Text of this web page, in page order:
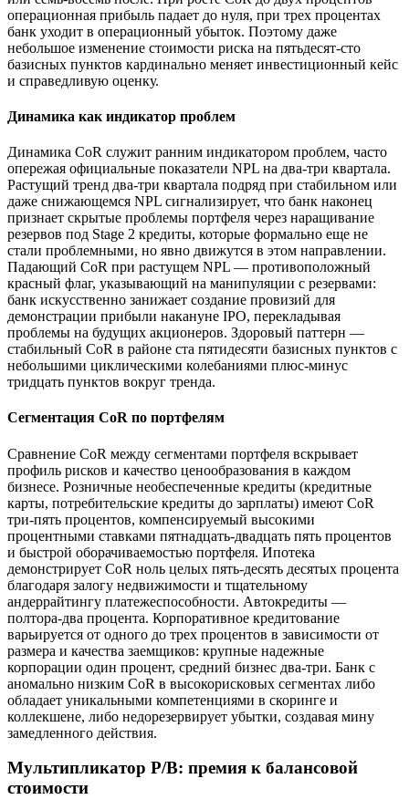
операционная прибыль падает до нуля, при трех процентах
банк уходит в операционный убыток. Поэтому даже
небольшое изменение стоимости риска на пятьдесят-сто
базисных пунктов кардинально меняет инвестиционный кейс
и справедливую оценку.
Динамика как индикатор проблем
Динамика CoR служит ранним индикатором проблем, часто
опережая официальные показатели NPL на два-три квартала.
Растущий тренд два-три квартала подряд при стабильном или
даже снижающемся NPL сигнализирует, что банк наконец
признает скрытые проблемы портфеля через наращивание
резервов под Stage 2 кредиты, которые формально еще не
стали проблемными, но явно движутся в этом направлении.
Падающий CoR при растущем NPL — противоположный
красный флаг, указывающий на манипуляции с резервами:
банк искусственно занижает создание провизий для
демонстрации прибыли накануне IPO, перекладывая
проблемы на будущих акционеров. Здоровый паттерн —
стабильный CoR в районе ста пятидесяти базисных пунктов с
небольшими циклическими колебаниями плюс-минус
тридцать пунктов вокруг тренда.
Сегментация CoR по портфелям
Сравнение CoR между сегментами портфеля вскрывает
профиль рисков и качество ценообразования в каждом
бизнесе. Розничные необеспеченные кредиты (кредитные
карты, потребительские кредиты до зарплаты) имеют CoR
три-пять процентов, компенсируемый высокими
процентными ставками пятнадцать-двадцать пять процентов
и быстрой оборачиваемостью портфеля. Ипотека
демонстрирует CoR ноль целых пять-десять десятых процента
благодаря залогу недвижимости и тщательному
андеррайтингу платежеспособности. Автокредиты —
полтора-два процента. Корпоративное кредитование
варьируется от одного до трех процентов в зависимости от
размера и качества заемщиков: крупные надежные
корпорации один процент, средний бизнес два-три. Банк с
аномально низким CoR в высокорисковых сегментах либо
обладает уникальными компетенциями в скоринге и
коллекшене, либо недорезервирует убытки, создавая мину
замедленного действия.
Мультипликатор P/B: премия к балансовой
стоимости